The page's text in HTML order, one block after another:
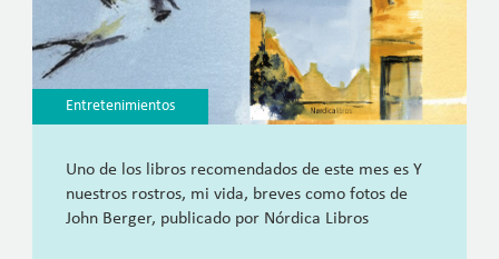
Entretenimientos
Uno de los libros recomendados de este mes es Y
nuestros rostros, mi vida, breves como fotos de
John Berger, publicado por Nórdica Libros